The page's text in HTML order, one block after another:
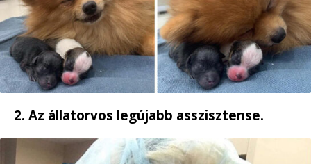
2. Az állatorvos legújabb asszisztense.